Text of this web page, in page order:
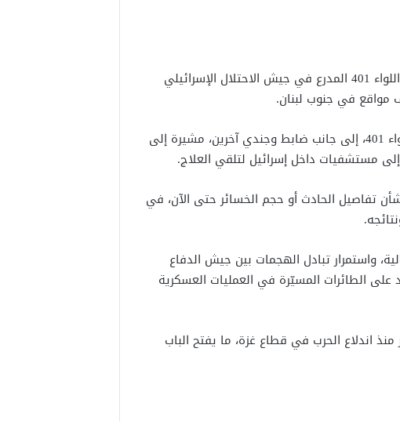
أفادت تقارير إعلامية، من بينها موقع «صدى البلد»، بأن قائد اللواء 401 المدرع في جيش الاحتلال الإسرائيلي
في جنوب لبنان.
وذكرت المصادر أن الهجوم أسفر عن إصابة القائد العسكري للواء 401، إلى جانب ضابط وجندي آخرين، مشيرة إلى
مستشفيات داخل إسرائيل لتلقي العلاج.
تفاصيل الحادث أو حجم الخسائر حتى الآن، في
واستمرار تبادل الهجمات بين جيش الدفاع
على الطائرات المسيّرة في العمليات العسكرية
منذ اندلاع الحرب في قطاع غزة، ما يفتح الباب